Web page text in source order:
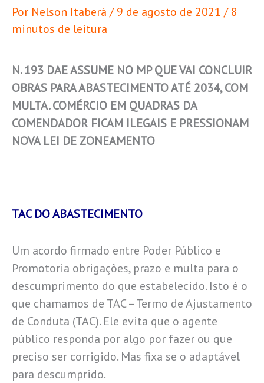
Por Nelson Itaberá /9 de agosto de 2021 /8
minutos de leitura
N. 193 DAE ASSUME NO MP QUE VAI CONCLUIR
OBRAS PARA ABASTECIMENTO ATÉ 2034, COM
MULTA.COMÉRCIO EM QUADRAS DA
COMENDADOR FICAM ILEGAIS E PRESSIONAM
NOVA LEI DE ZONEAMENTO
TAC DO ABASTECIMENTO
Um acordo firmado entre Poder Público e
Promotoria obrigações, prazo e multa para o
descumprimento do que estabelecido. Isto é o
que chamamos de TAC – Termo de Ajustamento
de Conduta (TAC). Ele evita que o agente
público responda por algo por fazer ou que
preciso ser corrigido. Mas fixa se o adaptável
para descumprido.